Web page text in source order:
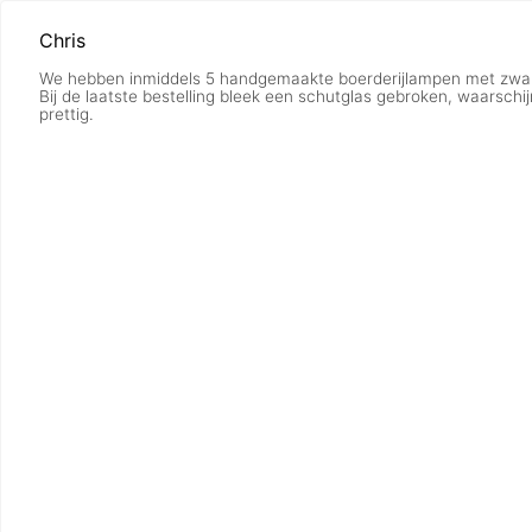
Chris
We hebben inmiddels 5 handgemaakte boerderijlampen met
Bij de laatste bestelling bleek een schutglas gebroken,
prettig.